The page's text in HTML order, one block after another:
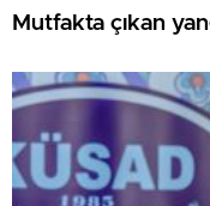
Mutfakta çıkan